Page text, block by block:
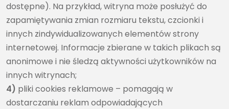
dostępne). Na przykład, witryna może posłużyć do
zapamiętywania zmian rozmiaru tekstu, czcionki i
innych zindywidualizowanych elementów strony
internetowej. Informacje zbierane w takich plikach są
anonimowe i nie śledzą aktywności użytkowników na
innych witrynach;
4) pliki cookies reklamowe – pomagają w
dostarczaniu reklam odpowiadających